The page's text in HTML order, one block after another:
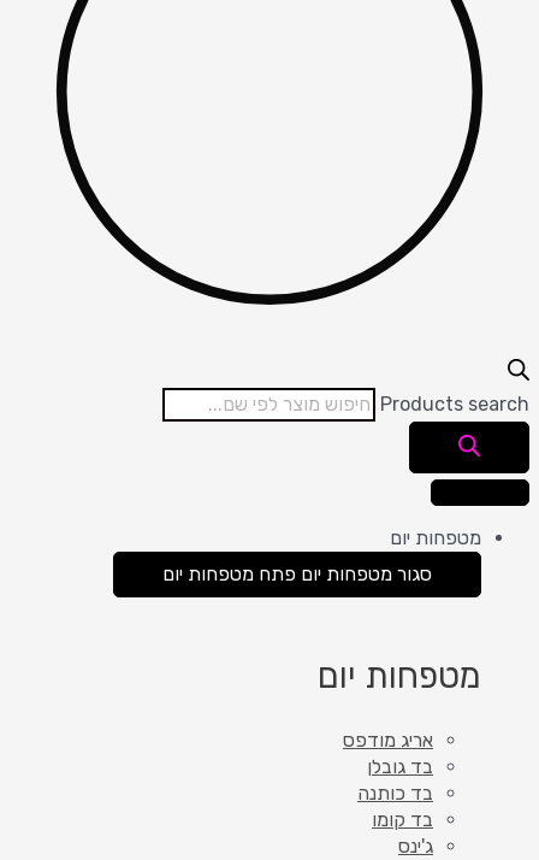
Products search
מטפחות יום
סגור מטפחות יום פתח מטפחות יום
מטפחות יום
אריג מודפס
בד גובלן
בד כותנה
בד קומו
ג'ינס